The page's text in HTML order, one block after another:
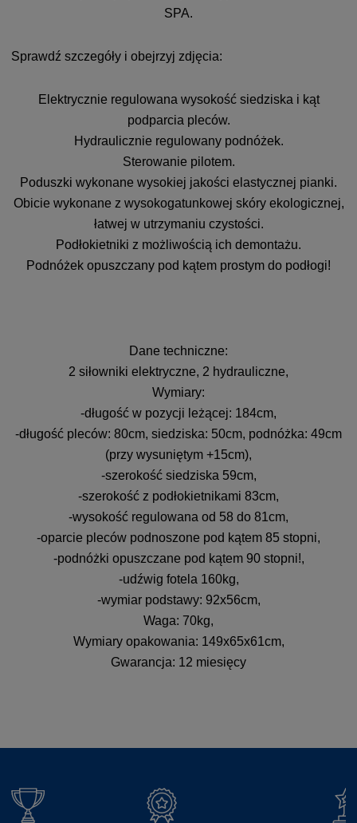
SPA.
Sprawdź szczegóły i obejrzyj zdjęcia:
Elektrycznie regulowana wysokość siedziska i kąt
podparcia pleców.
Hydraulicznie regulowany podnóżek.
Sterowanie pilotem.
Poduszki wykonane wysokiej jakości elastycznej pianki.
Obicie wykonane z wysokogatunkowej skóry ekologicznej,
łatwej w utrzymaniu czystości.
Podłokietniki z możliwością ich demontażu.
Podnóżek opuszczany pod kątem prostym do podłogi!
Dane techniczne:
2 siłowniki elektryczne, 2 hydrauliczne,
Wymiary:
-długość w pozycji leżącej: 184cm,
-długość pleców: 80cm, siedziska: 50cm, podnóżka: 49cm
(przy wysuniętym +15cm),
-szerokość siedziska 59cm,
-szerokość z podłokietnikami 83cm,
-wysokość regulowana od 58 do 81cm,
-oparcie pleców podnoszone pod kątem 85 stopni,
-podnóżki opuszczane pod kątem 90 stopni!,
-udźwig fotela 160kg,
-wymiar podstawy: 92x56cm,
Waga: 70kg,
Wymiary opakowania: 149x65x61cm,
Gwarancja: 12 miesięcy